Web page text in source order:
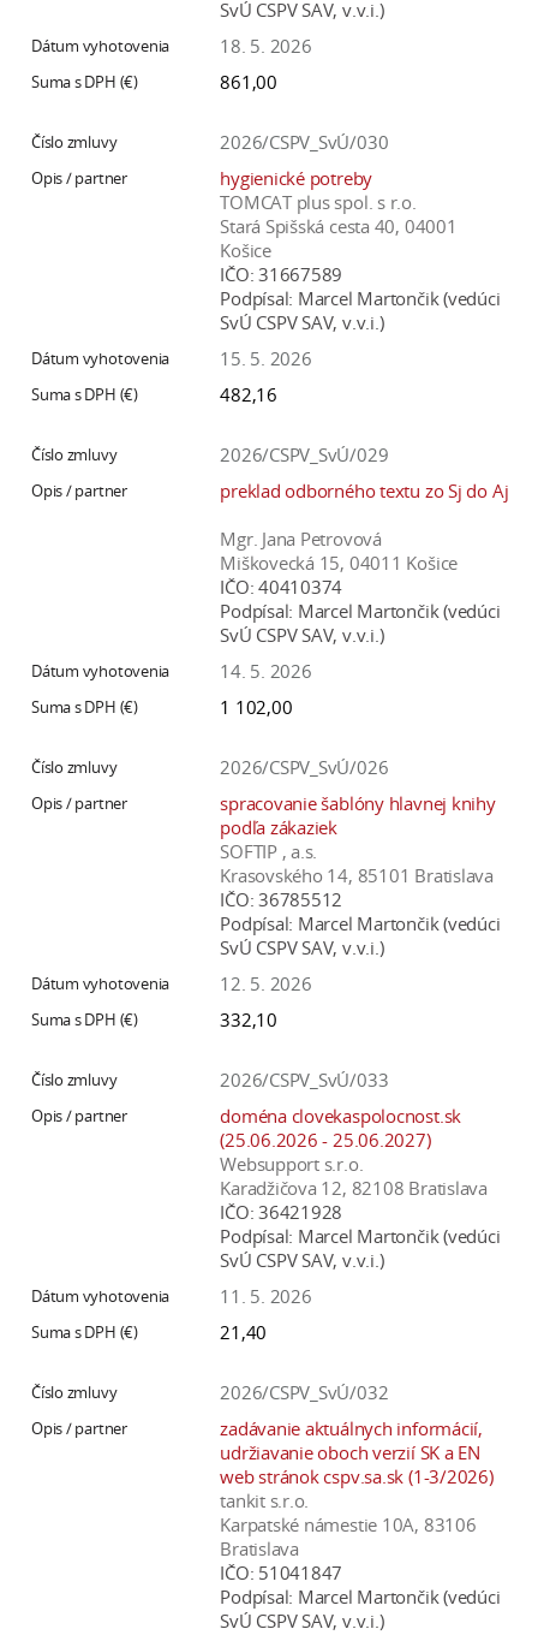
SvÚ CSPV SAV, v.v.i.)
18. 5. 2026
861,00
2026/CSPV_SvÚ/030
hygienické potreby
TOMCAT plus spol. s r.o.
Stará Spišská cesta 40, 04001
Košice
IČO: 31667589
Podpísal: Marcel Martončik (vedúci
SvÚ CSPV SAV, v.v.i.)
15. 5. 2026
482,16
2026/CSPV_SvÚ/029
preklad odborného textu zo Sj do Aj
Mgr. Jana Petrovová
Miškovecká 15, 04011 Košice
IČO: 40410374
Podpísal: Marcel Martončik (vedúci
SvÚ CSPV SAV, v.v.i.)
14. 5. 2026
1 102,00
2026/CSPV_SvÚ/026
spracovanie šablóny hlavnej knihy
podľa zákaziek
SOFTIP , a.s.
Krasovského 14, 85101 Bratislava
IČO: 36785512
Podpísal: Marcel Martončik (vedúci
SvÚ CSPV SAV, v.v.i.)
12. 5. 2026
332,10
2026/CSPV_SvÚ/033
doména clovekaspolocnost.sk
(25.06.2026 - 25.06.2027)
Websupport s.r.o.
Karadžičova 12, 82108 Bratislava
IČO: 36421928
Podpísal: Marcel Martončik (vedúci
SvÚ CSPV SAV, v.v.i.)
11. 5. 2026
21,40
2026/CSPV_SvÚ/032
zadávanie aktuálnych informácií,
udržiavanie oboch verzií SK a EN
web stránok cspv.sa.sk (1-3/2026)
tankit s.r.o.
Karpatské námestie 10A, 83106
Bratislava
IČO: 51041847
Podpísal: Marcel Martončik (vedúci
SvÚ CSPV SAV, v.v.i.)